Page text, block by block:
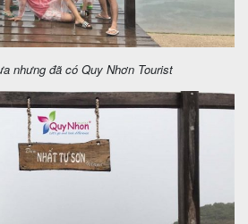
nhưng đã có Quy Nhơn Tourist